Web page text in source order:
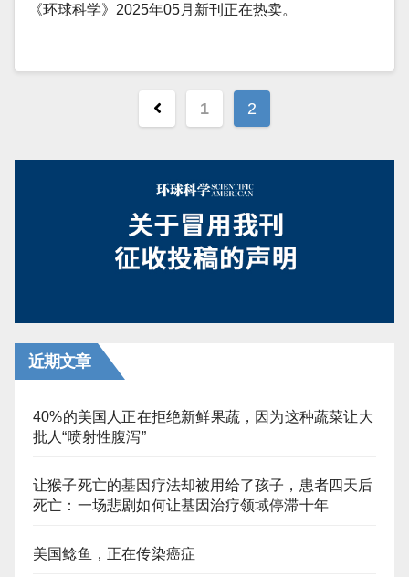
《环球科学》2025年05月新刊正在热卖。
文
分
页
1 2
近期文章
40%的美国人正在拒绝新鲜果蔬，因为这种蔬菜让大
批人“喷射性腹泻”
让猴子死亡的基因疗法却被用给了孩子，患者四天后
死亡：一场悲剧如何让基因治疗领域停滞十年
美国鲶鱼，正在传染癌症